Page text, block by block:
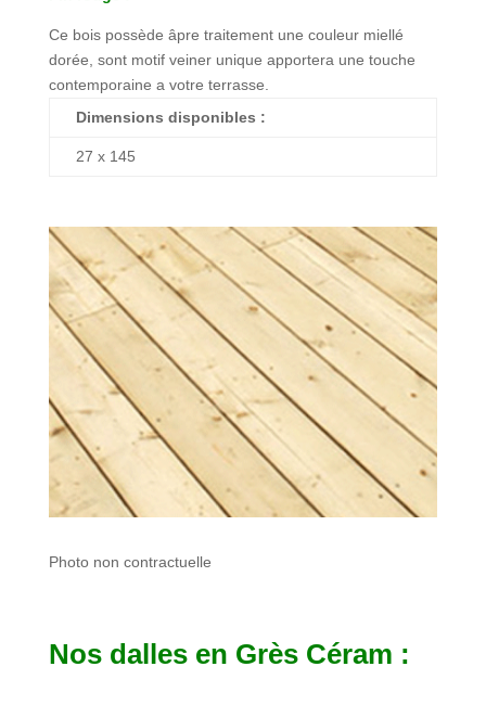
Ce bois possède âpre traitement une couleur miellé
dorée, sont motif veiner unique apportera une touche
contemporaine a votre terrasse.
Dimensions disponibles :
27 x 145
Photo non contractuelle
Nos dalles en Grès Céram :